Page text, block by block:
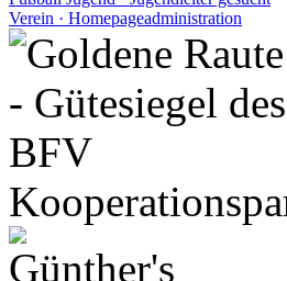
Verein · Homepageadministration